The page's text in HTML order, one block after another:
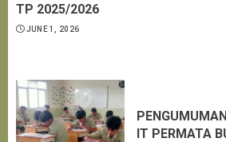
TP 2025/2026
JUNE 1, 2026
IT PERMATA